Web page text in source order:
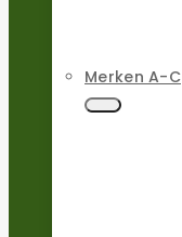
Merken A-C